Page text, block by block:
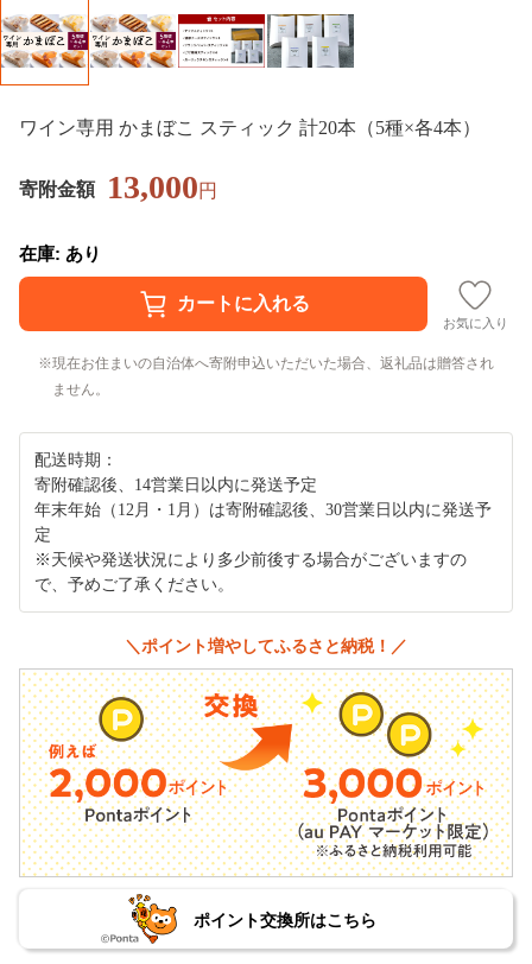
ワイン専用 かまぼこ スティック 計20本（5種×各4本）
寄附金額 13,000円
在庫: あり
お気に入り
現在お住まいの自治体へ寄附申込いただいた場合、返礼品は贈答され
ません。
配送時期：
寄附確認後、14営業日以内に発送予定
年末年始（12月・1月）は寄附確認後、30営業日以内に発送予
定
※天候や発送状況により多少前後する場合がございますの
で、予めご了承ください。
＼ポイント増やしてふるさと納税！／
ポイント交換所はこちら